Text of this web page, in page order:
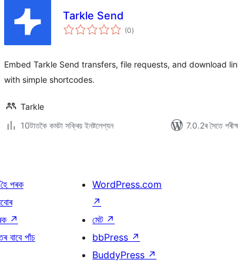
Tarkle Send
(0টা
মুঠ)
Embed Tarkle Send transfers, file requests, and download
with simple shortcodes.
Tarkle
10টাতকৈ কমটা সক্ৰিয় ইনষ্টলেশ্যন
7.0.2ৰ সৈতে
পৰক
↗
বাবে পাঁচ
WordPress.com
↗
মেট ↗
bbPress ↗
BuddyPress ↗